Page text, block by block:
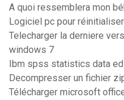
A quoi ressemblera mon
Logiciel pc pour
Telecharger la derniere
windows 7
Ibm spss statistics data
Decompresser un fichier
Télécharger microsoft